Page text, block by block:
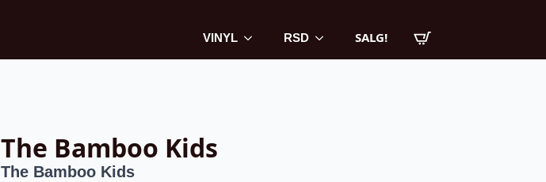
VINYL RSD SALG!
The Bamboo Kids
The Bamboo Kids